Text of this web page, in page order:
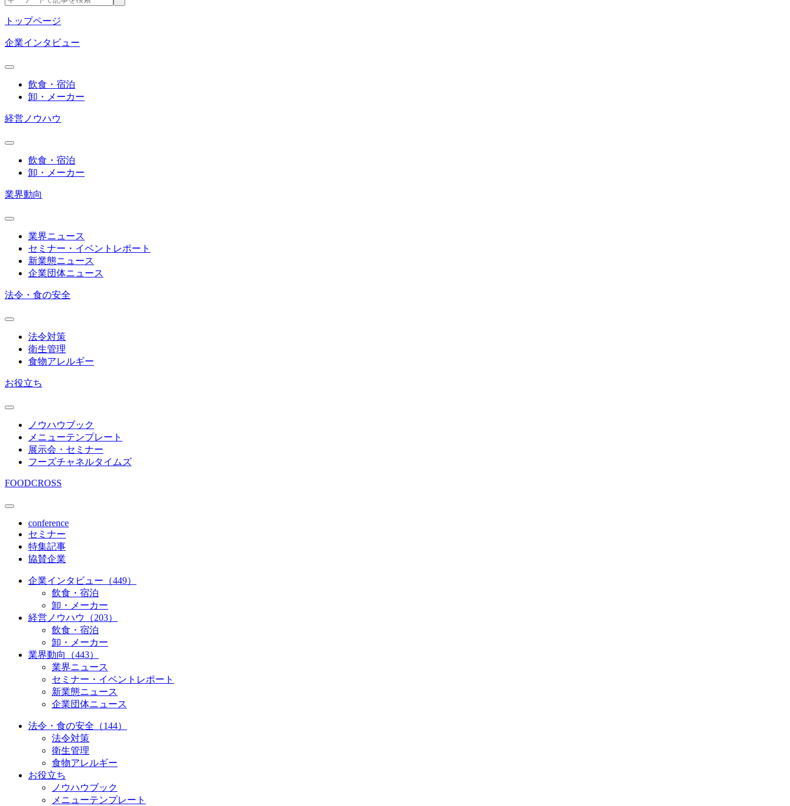
トップページ
企業インタビュー
飲食・宿泊
卸・メーカー
経営ノウハウ
飲食・宿泊
卸・メーカー
業界動向
業界ニュース
セミナー・イベントレポート
新業態ニュース
企業団体ニュース
法令・食の安全
法令対策
衛生管理
食物アレルギー
お役立ち
ノウハウブック
メニューテンプレート
展示会・セミナー
フーズチャネルタイムズ
FOODCROSS
conference
セミナー
特集記事
協賛企業
企業インタビュー（449）
飲食・宿泊
卸・メーカー
経営ノウハウ（203）
飲食・宿泊
卸・メーカー
業界動向（443）
業界ニュース
セミナー・イベントレポート
新業態ニュース
企業団体ニュース
法令・食の安全（144）
法令対策
衛生管理
食物アレルギー
お役立ち
ノウハウブック
メニューテンプレート